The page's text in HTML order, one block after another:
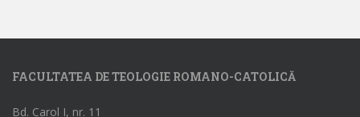
FACULTATEA DE TEOLOGIE ROMANO-CATOLICĂ
Bd. Carol I, nr. 11